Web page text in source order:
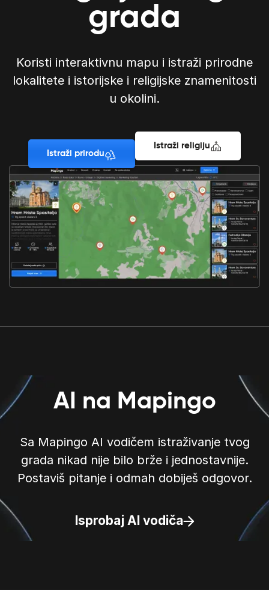
grada
Koristi interaktivnu mapu i istraži prirodne
lokalitete i istorijske i religijske znamenitosti
u okolini.
Istraži prirodu
Istraži religiju
AI na Mapingo
Sa Mapingo AI vodičem istraživanje tvog
grada nikad nije bilo brže i jednostavnije.
Postaviš pitanje i odmah dobiješ odgovor.
Isprobaj AI vodiča